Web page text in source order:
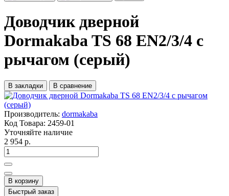
Доводчик дверной
Dormakaba TS 68 EN2/3/4 с
рычагом (серый)
В закладки В сравнение
Производитель: dormakaba
Код Товара: 2459-01
Уточняйте наличие
2 954 р.
В корзину
Быстрый заказ